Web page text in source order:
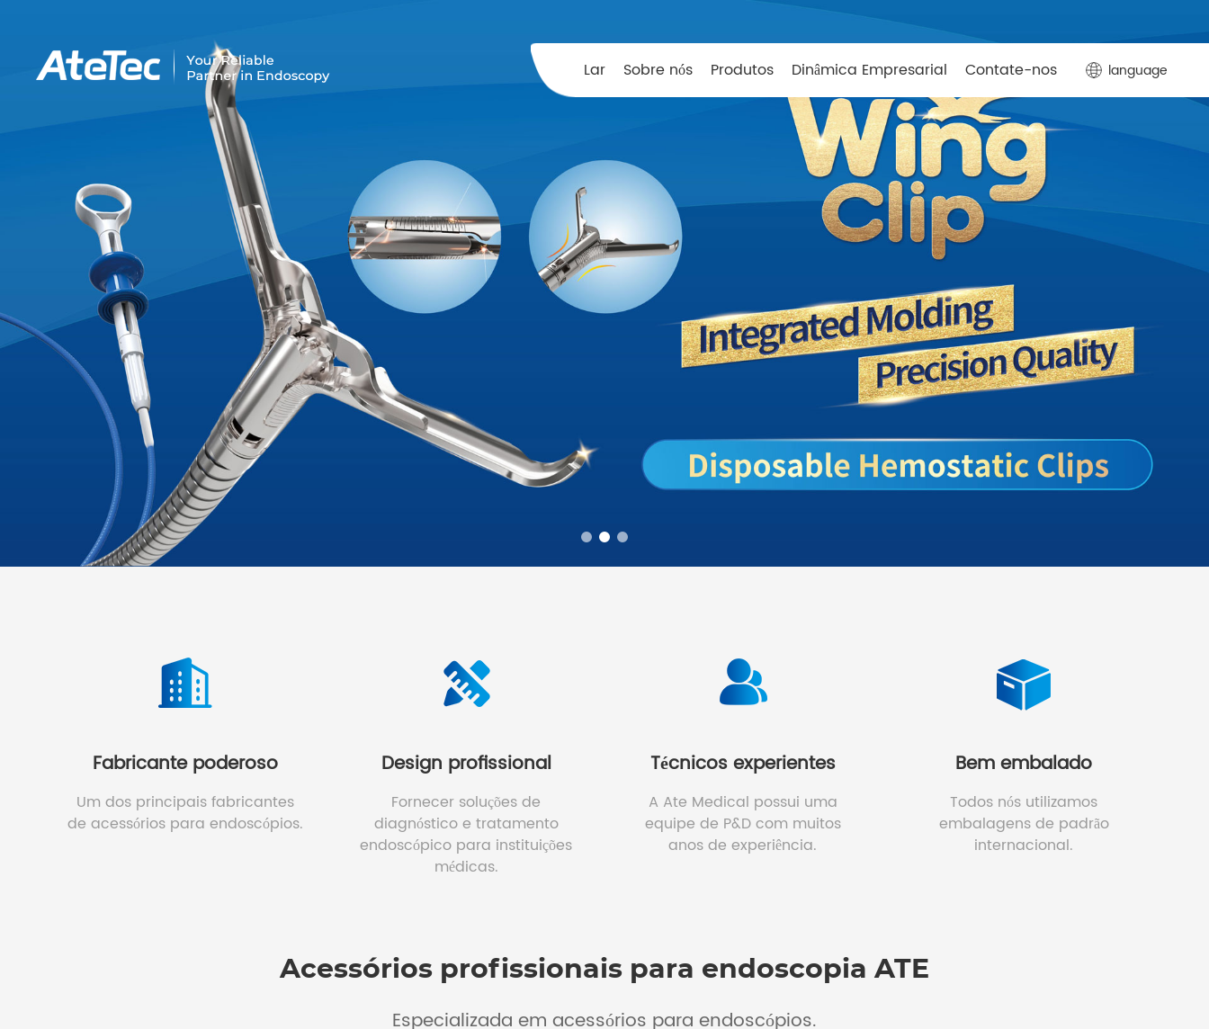
Lar Sobre nós Produtos Dinâmica Empresarial Contate-nos language
Fabricante poderoso
Um dos principais fabricantes
de acessórios para endoscópios.
Design profissional
Fornecer soluções de
diagnóstico e tratamento
endoscópico para instituições
médicas.
Técnicos experientes
A Ate Medical possui uma
equipe de P&D com muitos
anos de experiência.
Bem embalado
Todos nós utilizamos
embalagens de padrão
internacional.
Acessórios profissionais para endoscopia ATE
Especializada em acessórios para endoscópios.